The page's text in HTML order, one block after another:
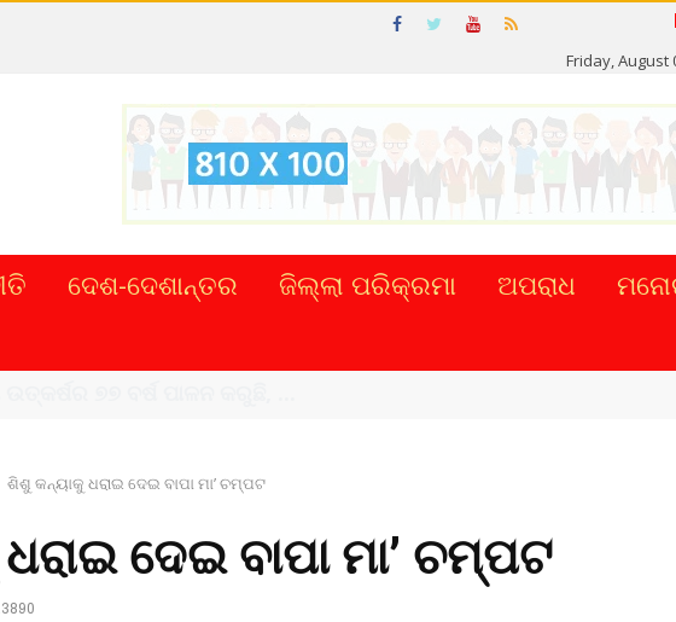
Friday, August
ଦେଶ-ଦେଶାନ୍ତର ଜିଲ୍ଲା ପରିକ୍ରମା ଅପରାଧ
ଶିଶୁ କନ୍ୟାକୁ ଧରାଇ ଦେଇ ବାପା ମା’ ଚମ୍ପଟ
ଦେଇ ବାପା ମା’ ଚମ୍ପଟ